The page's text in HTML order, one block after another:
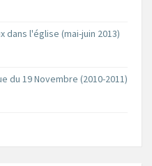
dans l'église (mai-juin 2013)
du 19 Novembre (2010-2011)